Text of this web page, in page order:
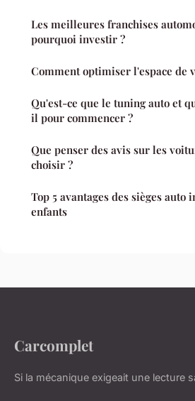
Les meilleures franchises
pourquoi investir ?
Comment optimiser l'espace de
Qu'est-ce que le tuning auto et
il pour commencer ?
Que penser des avis sur les
choisir ?
Top 5 avantages des sièges auto
enfants
Carcomplet
Si la mécanique exigeait une lecture